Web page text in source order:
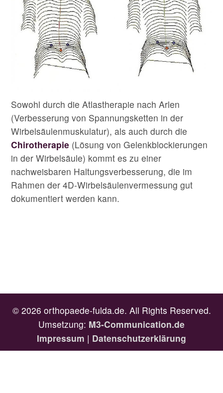
Sowohl durch die Atlastherapie nach Arlen
(Verbesserung von Spannungsketten in der
Wirbelsäulenmuskulatur), als auch durch die
Chirotherapie (Lösung von Gelenkblockierungen
in der Wirbelsäule) kommt es zu einer
nachweisbaren Haltungsverbesserung, die im
Rahmen der 4D-Wirbelsäulenvermessung gut
dokumentiert werden kann.
© 2026 orthopaede-fulda.de. All Rights Reserved.
Umsetzung: M3-Communication.de
Impressum | Datenschutzerklärung